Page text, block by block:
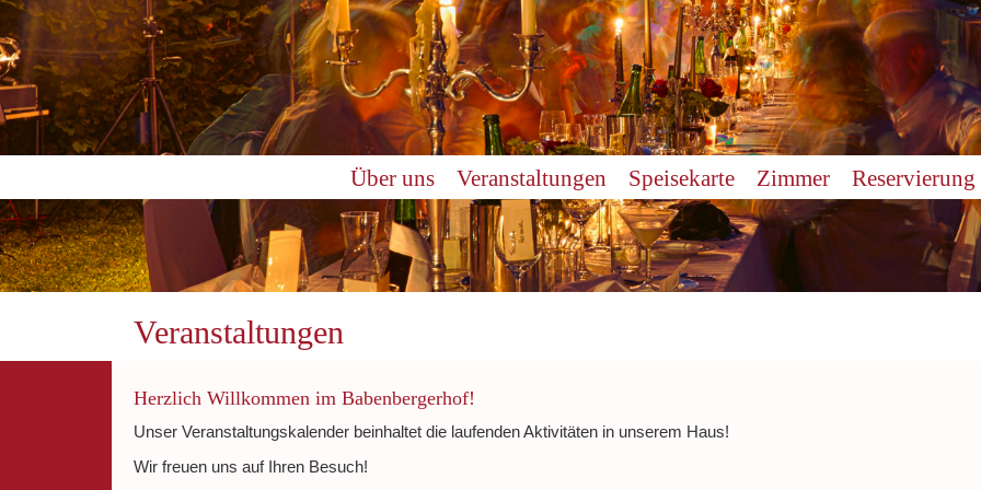
Über uns Veranstaltungen Speisekarte Zimmer Reservierung
Veranstaltungen
Herzlich Willkommen im Babenbergerhof!
Unser Veranstaltungskalender beinhaltet die laufenden Aktivitäten in unserem Haus!
Wir freuen uns auf Ihren Besuch!
0:00
2:00
5:00